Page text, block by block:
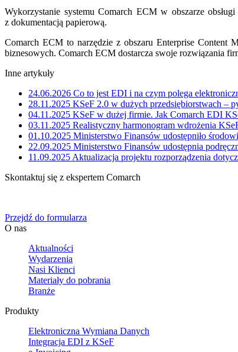
Wykorzystanie systemu Comarch ECM w obszarze
z dokumentacją papierową.
Comarch ECM to narzędzie z obszaru Enterprise Content
biznesowych. Comarch ECM dostarcza swoje rozwiązania
Inne artykuły
24.06.2026 Co to jest EDI i na czym polega
28.11.2025 KSeF 2.0 w dużych przedsiębiorstwach –
04.11.2025 KSeF w dużej firmie. Jak Comarch EDI
03.11.2025 Realistyczny harmonogram wdrożenia
01.10.2025 Ministerstwo Finansów udostępniło
22.09.2025 Ministerstwo Finansów udostępnia
11.09.2025 Aktualizacja projektu rozporządzenia
Skontaktuj się z ekspertem Comarch
Przejdź do formularza
O nas
Aktualności
Wydarzenia
Nasi Klienci
Materiały do pobrania
Branże
Produkty
Elektroniczna Wymiana Danych
Integracja EDI z KSeF